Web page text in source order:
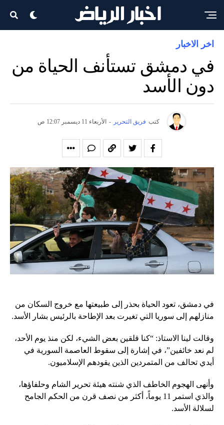
اخر الاخبار
في دمشق تستأنف الحياة من
دون الأسد
كتب فريق التحرير - الأربعاء 11 ديسمبر 12:07 ص
في دمشق، تعود الحياة بحذر إلى طبيعتها مع خروج السكان من
منازلهم إلى سوريا التي تغيرت بعد الإطاحة بالرئيس بشار الأسد.
وقالت لينا الاستاذ: “كنا قلقين بعض الشيء، لكن منذ يوم الأحد،
لم نعد خائفين”، في إشارة إلى سقوط العاصمة السورية في
أيدي تحالف من المتمردين الذين يقودهم الإسلاميون.
وأنهى الهجوم الخاطف الذي شنته هيئة تحرير الشام وحلفاؤها،
والذي استمر 11 يوماً، أكثر من نصف قرن من الحكم الجامح
لسلالة الأسد.